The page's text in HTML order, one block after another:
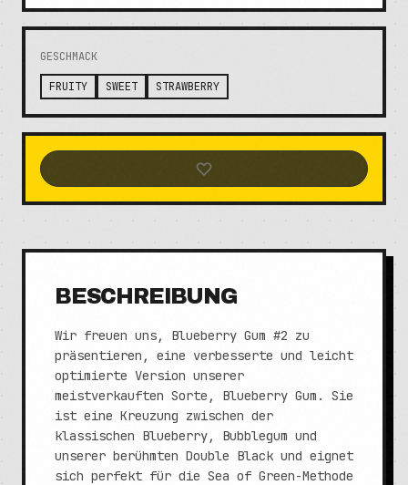
GESCHMACK
FRUITY SWEET STRAWBERRY
BESCHREIBUNG
Wir freuen uns, Blueberry Gum #2 zu
präsentieren, eine verbesserte und leicht
optimierte Version unserer
meistverkauften Sorte, Blueberry Gum. Sie
ist eine Kreuzung zwischen der
klassischen Blueberry, Bubblegum und
unserer berühmten Double Black und eignet
sich perfekt für die Sea of Green-Methode